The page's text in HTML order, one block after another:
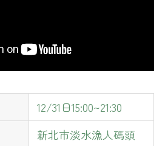
12/31日15:00~21:30
新北市淡水漁人碼頭